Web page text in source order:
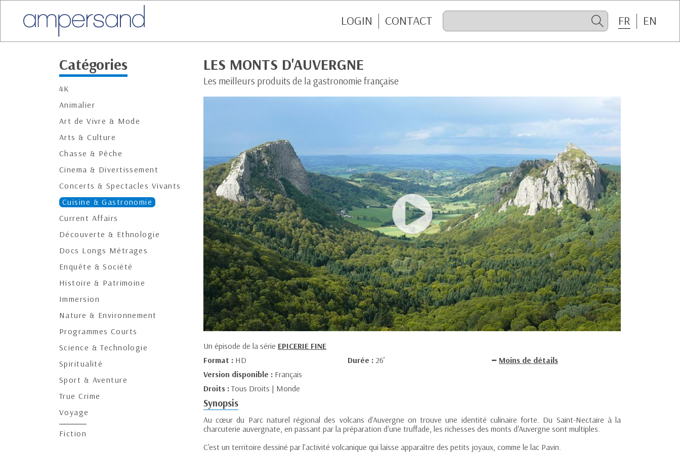
LOGIN CONTACT FR EN
Catégories
4K
Animalier
Art de Vivre & Mode
Arts & Culture
Chasse & Pêche
Cinema & Divertissement
Concerts & Spectacles Vivants
Cuisine & Gastronomie
Current Affairs
Découverte & Ethnologie
Docs Longs Métrages
Enquête & Société
Histoire & Patrimoine
Immersion
Nature & Environnement
Programmes Courts
Science & Technologie
Spiritualité
Sport & Aventure
True Crime
Voyage
Fiction
LES MONTS D'AUVERGNE
Les meilleurs produits de la gastronomie française
Un épisode de la série EPICERIE FINE
Format : HD Durée : 26’
Moins de détails
Version disponible : Français
Droits :Tous Droits | Monde
Synopsis
Au cœur du Parc naturel régional des volcans d'Auvergne on trouve une identité culinaire forte. Du Saint-Nectaire à la
charcuterie auvergnate, en passant par la préparation d'une truffade, les richesses des monts d'Auvergne sont multiples.
C'est un territoire dessiné par l'activité volcanique qui laisse apparaître des petits joyaux, comme le lac Pavin.